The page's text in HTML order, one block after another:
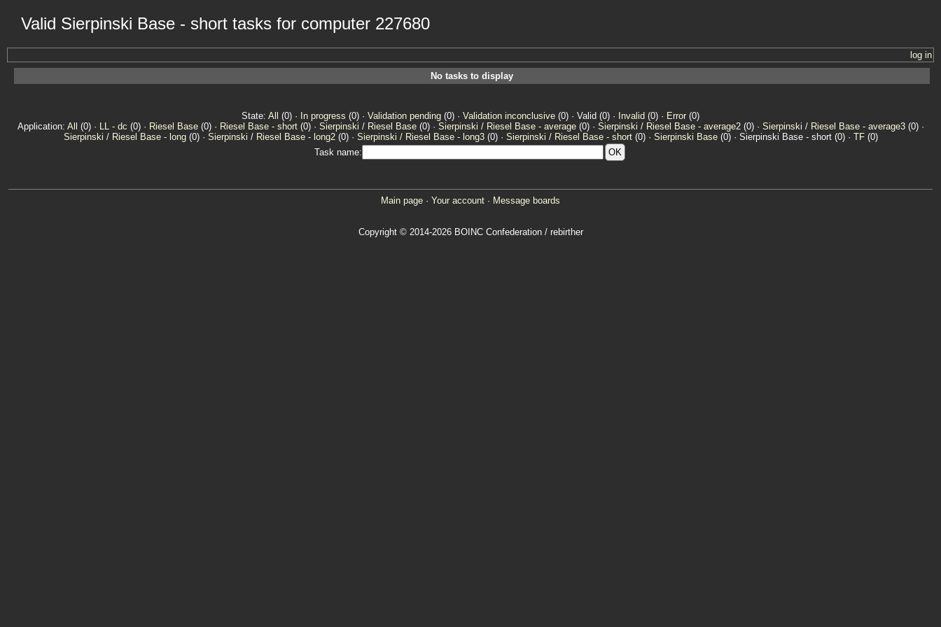
Valid Sierpinski Base - short tasks for computer 227680
log in
No tasks to display
State: All (0) · In progress (0) · Validation pending (0) · Validation inconclusive (0) · Valid (0) · Invalid (0) · Error (0)
Application: All (0) · LL - dc (0) · Riesel Base(0) · Riesel Base - short(0) · Sierpinski / Riesel Base(0) · Sierpinski / Riesel Base - average(0) · Sierpinski / Riesel Base - average2(0) · Sierpinski / Riesel Base - average3(0) ·
Sierpinski / Riesel Base - long(0) · Sierpinski / Riesel Base - long2(0) · Sierpinski / Riesel Base - long3(0) · Sierpinski / Riesel Base - short(0) · Sierpinski Base(0) · Sierpinski Base - short (0) · TF(0)
Task name:
Main page · Your account · Message boards
Copyright © 2014-2026 BOINC Confederation / rebirther